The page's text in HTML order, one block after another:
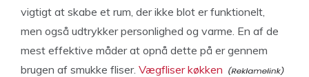
vigtigt at skabe et rum, der ikke blot er funktionelt,
men også udtrykker personlighed og varme. En af de
mest effektive måder at opnå dette på er gennem
brugen af smukke fliser. Vægfliser køkken